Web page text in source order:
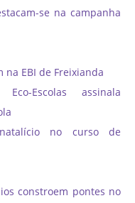
se na campanha
na EBI de Freixianda
Escolas assinala
no curso de
constroem pontes no